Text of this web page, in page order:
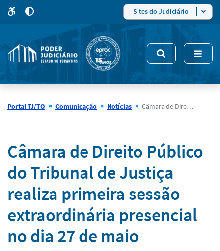
site
5
modo
de
alto
Sites do Judiciário
Portal TJ/TO Comunicação Notícias Câmara de Direito Público do Tribunal de Justiça realiza primeira sessão extraordinária presencial no dia 27 de maio
Notícias
Câmara de Direito Público
do Tribunal de Justiça
realiza primeira sessão
extraordinária presencial
no dia 27 de maio